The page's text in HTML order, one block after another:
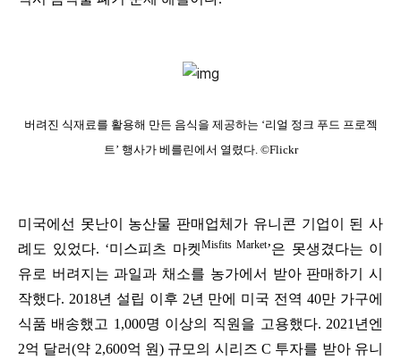
버려진 식재료를 활용해 만든 음식을 제공하는 ‘리얼 정크 푸드 프로젝
트’ 행사가 베를린에서 열렸다. ©Flickr
미국에선 못난이 농산물 판매업체가 유니콘 기업이 된 사
례도 있었다. ‘미스피츠 마켓Misfits Market’은 못생겼다는 이
유로 버려지는 과일과 채소를 농가에서 받아 판매하기 시
작했다. 2018년 설립 이후 2년 만에 미국 전역 40만 가구에
식품 배송했고 1,000명 이상의 직원을 고용했다. 2021년엔
2억 달러(약 2,600억 원) 규모의 시리즈 C 투자를 받아 유니